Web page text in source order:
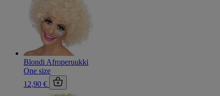
Blondi Afroperuukki
One size
12,90 €